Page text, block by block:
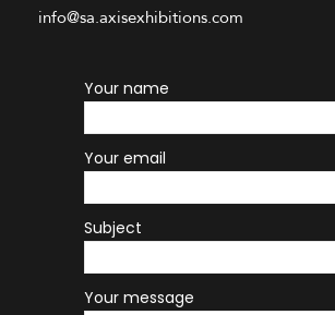
Your name
Your email
Subject
Your message
info@sa.axisexhibitions.com